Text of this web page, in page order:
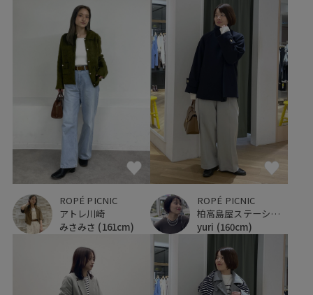
ROPÉ PICNIC
アトレ川崎
みさみさ (161cm)
ROPÉ PICNIC
柏高島屋ステーションモール
yuri (160cm)